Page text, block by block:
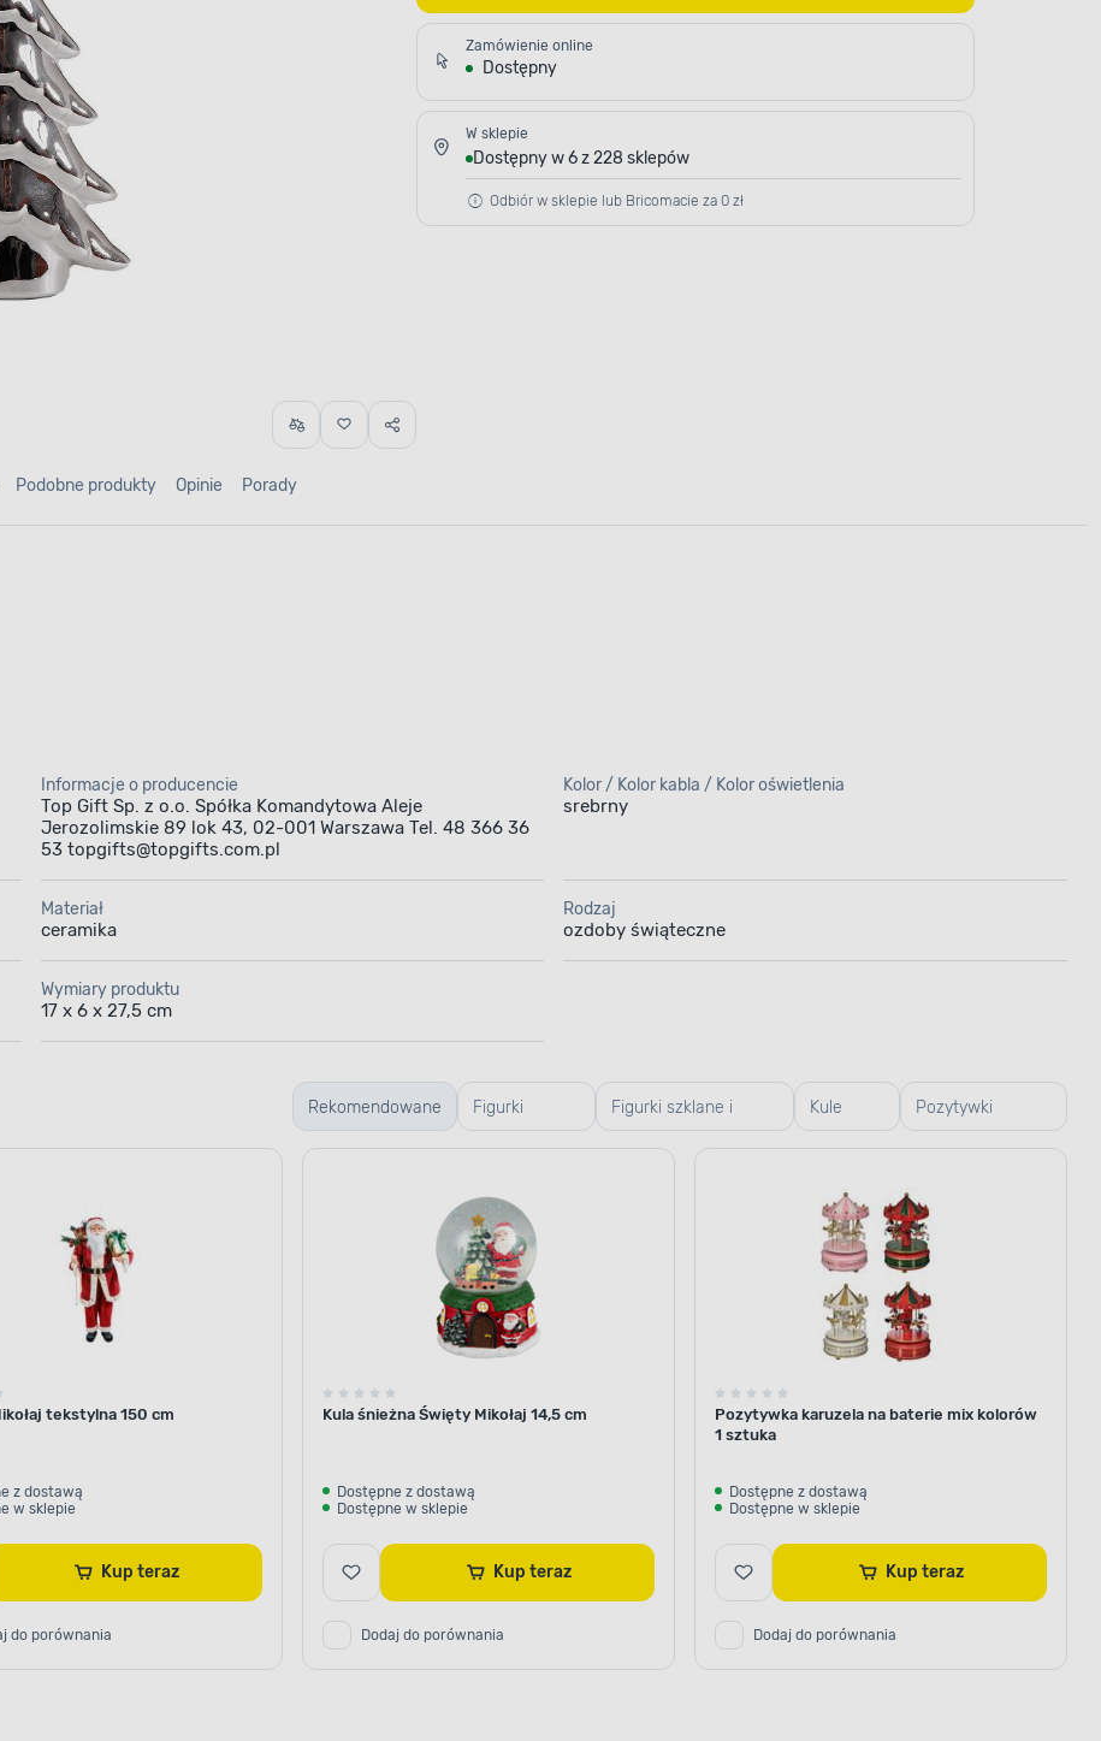
Zamówienie online
Dostępny
W sklepie
Dostępny w 6 z 228 sklepów
Odbiór w sklepie lub Bricomacie za 0 zł
Podobne produkty Opinie Porady
Informacje o producencie
Top Gift Sp. z o.o. Spółka Komandytowa Aleje
Jerozolimskie 89 lok 43, 02-001 Warszawa Tel. 48 366 36
53 topgifts@topgifts.com.pl
Kolor / Kolor kabla / Kolor oświetlenia
srebrny
Materiał
ceramika
Rodzaj
ozdoby świąteczne
Wymiary produktu
17 x 6 x 27,5 cm
Rekomendowane Figurki Figurki szklane i
plastikowe
Kule Pozytywki
tekstylna 150 cm
z dostawą
w sklepie
Kup teraz
do porównania
Kula śnieżna Święty Mikołaj 14,5 cm
Dostępne z dostawą
Dostępne w sklepie
Kup teraz
Dodaj do porównania
Pozytywka karuzela na baterie mix kolorów
1 sztuka
Dostępne z dostawą
Dostępne w sklepie
Kup teraz
Dodaj do porównania